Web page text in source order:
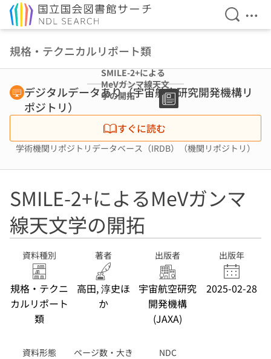
検索を
メ
規格・テクニカルリポート類
SMILE-2+による
MeVガンマ線天文
学の開拓
デジタルデータあり（宇宙航空研究開発機構リ
ポジトリ）
すぐに読む
学術機関リポジトリデータベース（IRDB）（機関リポジトリ）
SMILE-2+によるMeVガンマ
線天文学の開拓
資料種別
規格・テクニ
カルリポート
類
著者
高田, 淳史ほ
か
出版者
宇宙航空研究
開発機構
(JAXA)
出版年
2025-02-28
資料形態
ページ数・大き
NDC